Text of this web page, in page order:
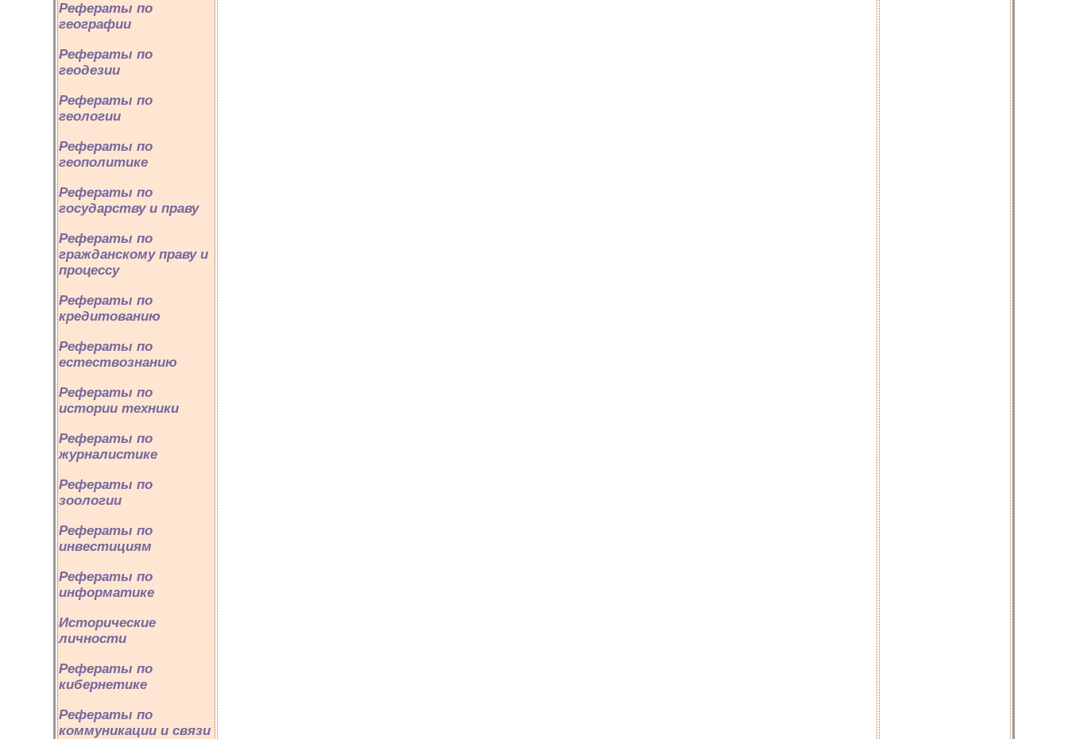
Рефераты по
географии
Рефераты по
геодезии
Рефераты по
геологии
Рефераты по
геополитике
Рефераты по
государству и праву
Рефераты по
гражданскому праву и
процессу
Рефераты по
кредитованию
Рефераты по
естествознанию
Рефераты по
истории техники
Рефераты по
журналистике
Рефераты по
зоологии
Рефераты по
инвестициям
Рефераты по
информатике
Исторические
личности
Рефераты по
кибернетике
Рефераты по
коммуникации и связи